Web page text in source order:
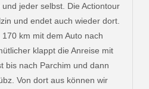
jeder selbst. Die Actiontour
und endet auch wieder dort.
km mit dem Auto nach
klappt die Anreise mit
bis nach Parchim und dann
Von dort aus können wir